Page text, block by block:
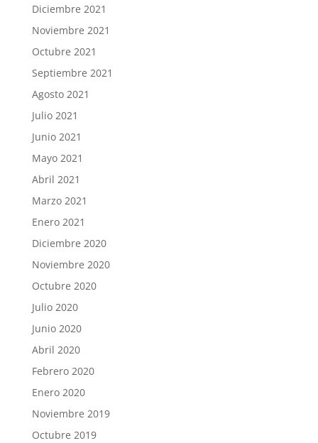
Diciembre 2021
Noviembre 2021
Octubre 2021
Septiembre 2021
Agosto 2021
Julio 2021
Junio 2021
Mayo 2021
Abril 2021
Marzo 2021
Enero 2021
Diciembre 2020
Noviembre 2020
Octubre 2020
Julio 2020
Junio 2020
Abril 2020
Febrero 2020
Enero 2020
Noviembre 2019
Octubre 2019